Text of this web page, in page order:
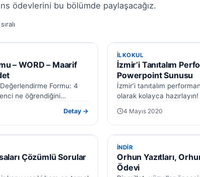
ödevlerini bu bölümde paylaşacağız.
– WORD – Maarif
Formu: 4
ne öğrendiğini
Detay →
İLKOKUL
İLKOKUL
İzmir’i Tanıtalım
Powerpoint Sunusu
İzmir’i tanıtalım
olarak kolayca
performans…
4 Mayıs 2020
Çözümlü Sorular
İNDIR
İNDIR
Orhun Yazıtları,
Ödevi